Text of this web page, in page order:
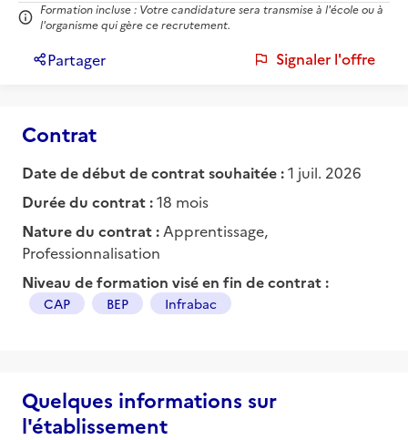
Formation incluse : Votre candidature sera transmise à l'école ou à
l'organisme qui gère ce recrutement.
Partager Signaler l'offre
Contrat
Date de début de contrat souhaitée :1 juil. 2026
Durée du contrat :18 mois
Nature du contrat : Apprentissage,
Professionnalisation
Niveau de formation visé en fin de contrat :
CAP BEP Infrabac
Quelques informations sur
l'établissement